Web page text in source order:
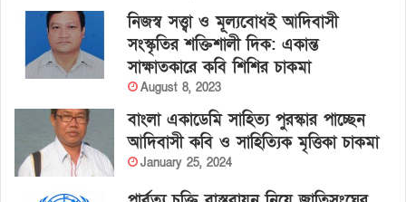
নিজস্ব সত্ত্বা ও মূল্যবোধই আদিবাসী
সংস্কৃতির শক্তিশালী দিক: একান্ত
সাক্ষাতকারে কবি শিশির চাকমা
August 8, 2023
বাংলা একাডেমি সাহিত্য পুরস্কার পাচ্ছেন
আদিবাসী কবি ও সাহিত্যিক মৃত্তিকা চাকমা
January 25, 2024